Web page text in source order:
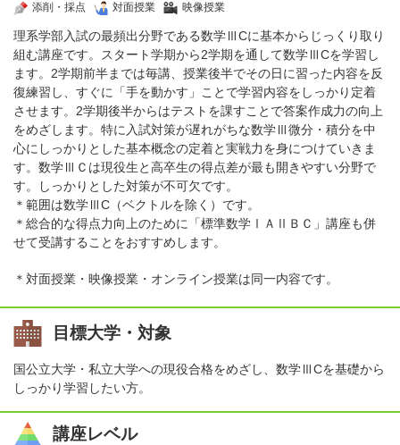
添削・採点 対面授業 映像授業
理系学部入試の最頻出分野である数学ⅢCに基本からじっくり取り
組む講座です。スタート学期から2学期を通して数学ⅢCを学習し
ます。2学期前半までは毎講、授業後半でその日に習った内容を反
復練習し、すぐに「手を動かす」ことで学習内容をしっかり定着
させます。2学期後半からはテストを課すことで答案作成力の向上
をめざします。特に入試対策が遅れがちな数学Ⅲ微分・積分を中
心にしっかりとした基本概念の定着と実戦力を身につけていきま
す。数学ⅢＣは現役生と高卒生の得点差が最も開きやすい分野で
す。しっかりとした対策が不可欠です。
＊範囲は数学ⅢC（ベクトルを除く）です。
＊総合的な得点力向上のために「標準数学ⅠＡⅡＢＣ」講座も併
せて受講することをおすすめします。
＊対面授業・映像授業・オンライン授業は同一内容です。
目標大学・対象
国公立大学・私立大学への現役合格をめざし、数学ⅢCを基礎から
しっかり学習したい方。
講座レベル